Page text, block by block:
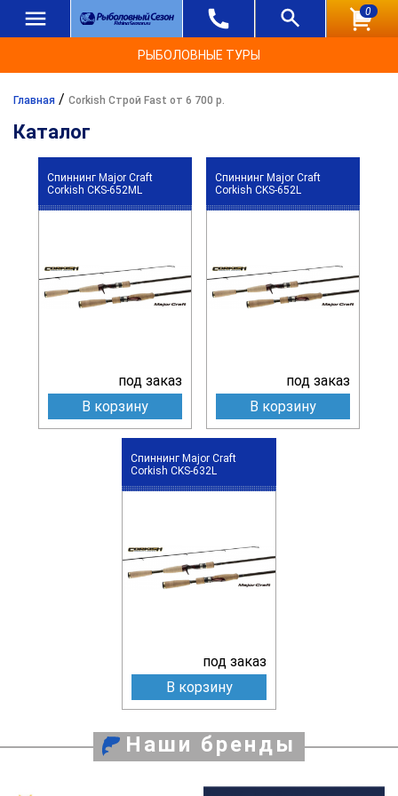
0
РЫБОЛОВНЫЕ ТУРЫ
Главная / Corkish Строй Fast от 6 700 р.
Каталог
Спиннинг Major Craft
Corkish CKS-652ML
под заказ
В корзину
Спиннинг Major Craft
Corkish CKS-652L
под заказ
В корзину
Спиннинг Major Craft
Corkish CKS-632L
под заказ
В корзину
Наши бренды